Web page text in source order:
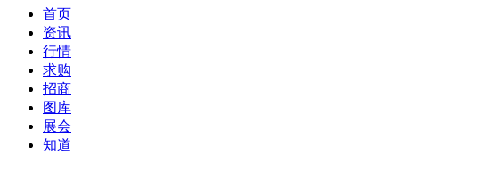
首页
资讯
行情
求购
招商
图库
展会
知道